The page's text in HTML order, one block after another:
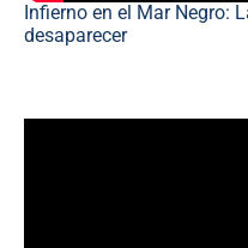
Infierno en el Mar Negro:
desaparecer